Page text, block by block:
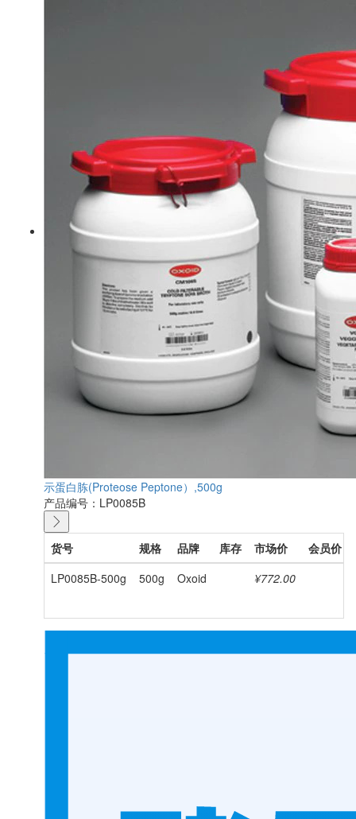
示蛋白胨(Proteose Peptone）,500g
产品编号：LP0085B
货号 规格 品牌 库存 市场价 会员价
LP0085B-500g
500g Oxoid ¥772.00